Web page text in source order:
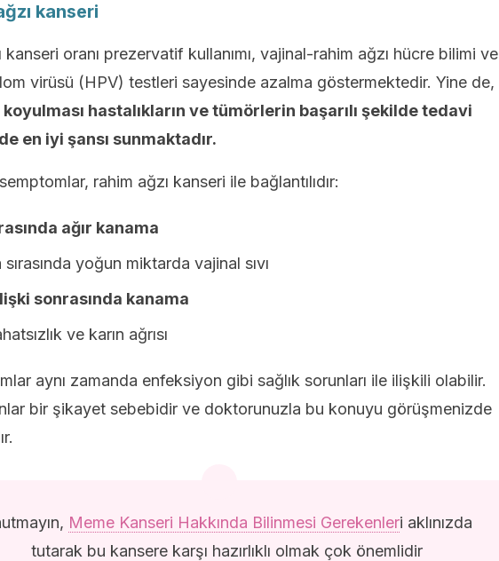
kanseri
kanseri oranı prezervatif kullanımı, vajinal-rahim ağzı hücre bilimi ve
virüsü (HPV) testleri sayesinde azalma göstermektedir. Yine de,
koyulması hastalıkların ve tümörlerin başarılı şekilde tedavi
en iyi şansı sunmaktadır.
rahim ağzı kanseri ile bağlantılıdır:
ağır kanama
sırasında yoğun miktarda vajinal sıvı
sonrasında kanama
ve karın ağrısı
aynı zamanda enfeksiyon gibi sağlık sorunları ile ilişkili olabilir.
bir şikayet sebebidir ve doktorunuzla bu konuyu görüşmenizde
Meme Kanseri Hakkında Bilinmesi Gerekenleri aklınızda
tutarak bu kansere karşı hazırlıklı olmak çok önemlidir